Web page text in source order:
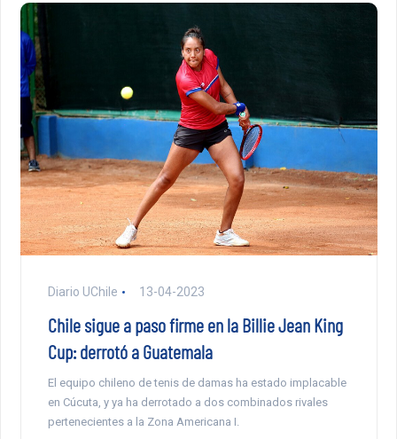
Diario UChile 13-04-2023
Chile sigue a paso firme en la Billie Jean King
Cup: derrotó a Guatemala
El equipo chileno de tenis de damas ha estado implacable
en Cúcuta, y ya ha derrotado a dos combinados rivales
pertenecientes a la Zona Americana I.